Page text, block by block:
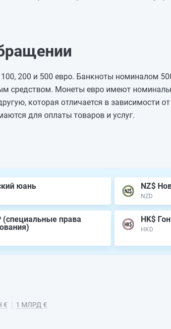
200 и 500 евро. Банкноты номиналом
средством. Монеты евро имеют номиналы
которая отличается в зависимости
для оплаты товаров и услуг.
юань NZ$
NZD
(специальные права
HK$
HKD
€ 1 МЛРД €